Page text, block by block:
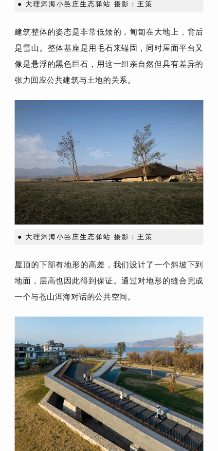
● 大理洱海小邑庄生态驿站 摄影：王策
建筑整体的姿态是非常低矮的，匍匐在大地上，背后
是雪山。整体基座是用毛石来锚固，同时屋面平台又
像是悬浮的黑色巨石，用这一组亲自然但具有差异的
张力回应公共建筑与土地的关系。
● 大理洱海小邑庄生态驿站 摄影：王策
屋顶的下部有地形的高差，我们设计了一个斜坡下到
地面，层高也因此得到保证。通过对地形的缝合完成
一个与苍山洱海对话的公共空间。